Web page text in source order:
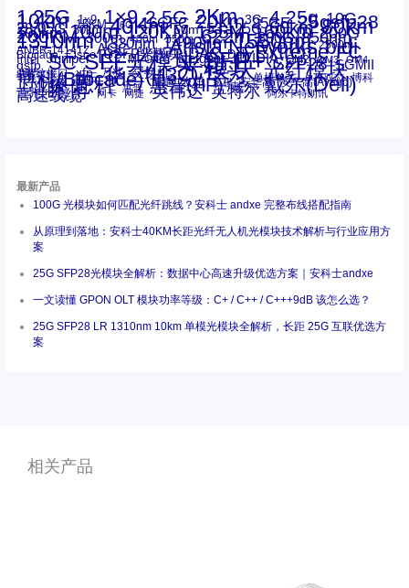
1.25G 1x9 1×9 2.5G 2Km 3G 4.25g 10G
10km 15KM 16G 16GFC 20km 25GE 25gsfp28
28.05G 30km 40Km 50m 53.125G 60km 80km
100km 100m 120KM 155M 160km 200G
200KM 300m 400m 550m 622m 800G 850nm
1310nm 1330nm 1490nm 1550nm 2500m
ANBR-1414TZ AOC Arista Arista Networks bidi
Brocade Cisco CSFP光模块 DAC Dell Extreme FC
Intel Juniper LC MPO-LC Netgear NVIDIA OM2 OM3 OM4
qsfp SC SFF光模块 SFP+ SFP28 SGMII
st螺纹接口 xfp 万兆 交换机 光模块 光纤模块
千兆光模块 华三 华三(H3C) 华为 单模单芯 单模双芯 博科
博科(Brocade) 博通 友讯 多模 安华高 安华高(Avago)
工业级 思科 惠普 惠普(HP) 戴尔 戴尔(Dell)
百兆 瞻博 网卡 网捷 英伟达 英特尔 阿尔卡特朗讯
高速线缆
最新产品
100G 光模块如何匹配光纤跳线？安科士 andxe 完整布线搭配指南
从原理到落地：安科士40KM长距光纤无人机光模块技术解析与行业应用方
案
25G SFP28光模块全解析：数据中心高速升级优选方案｜安科士andxe
一文读懂 GPON OLT 模块功率等级：C+ / C++ / C+++9dB 该怎么选？
25G SFP28 LR 1310nm 10km 单模光模块全解析，长距 25G 互联优选方
案
相关产品